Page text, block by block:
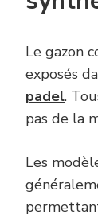
Le gazon
exposés
padel.
pas de la
Les